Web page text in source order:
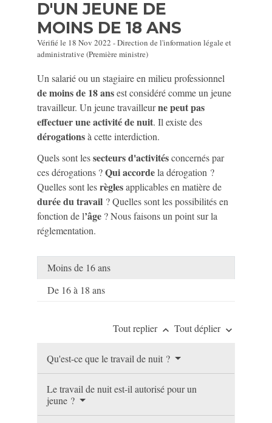
D'UN JEUNE DE
MOINS DE 18 ANS
Vérifié le 18 Nov 2022 - Direction de l'information légale et
administrative (Première ministre)
Un salarié ou un stagiaire en milieu professionnel
de moins de 18 ansest considéré comme un jeune
travailleur. Un jeune travailleurne peut pas
effectuer une activité de nuit. Il existe des
dérogationsà cette interdiction.
Quels sont lessecteurs d'activitésconcernés par
ces dérogations ?Qui accordela dérogation ?
Quelles sont lesrèglesapplicables en matière de
durée du travail ? Quelles sont les possibilités en
fonction de l’âge ? Nous faisons un point sur la
réglementation.
Moins de 16 ans
De 16 à 18 ans
Tout replier keyboard_arrow_up Tout déplier keyboard_arrow_down
Qu'est-ce que le travail de nuit ?
Le travail de nuit est-il autorisé pour un
jeune ?